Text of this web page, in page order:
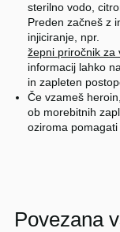
sterilno vodo,
Preden začneš z
injiciranje, npr.
žepni priročnik za
informacij lahko
in zapleten
Če vzameš
ob morebitnih
oziroma
Povezana